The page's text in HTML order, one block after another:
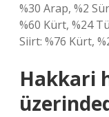
%30 Arap, %2
%60 Kürt, %24
Siirt: %76 Kürt,
Hakkari